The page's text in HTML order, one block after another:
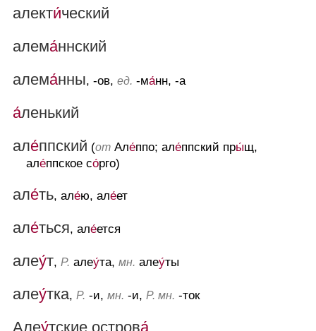
алекти́ческий
алема́ннский
алема́нны, -ов, ед. -ма́нн, -а
а́ленький
але́ппский (от Але́ппо; але́ппский пры́щ,
але́ппское со́рго)
але́ть, але́ю, але́ет
але́ться, але́ется
алеу́т, Р. алеу́та, мн. алеу́ты
алеу́тка, Р. -и, мн. -и, Р. мн. -ток
Алеу́тские острова́